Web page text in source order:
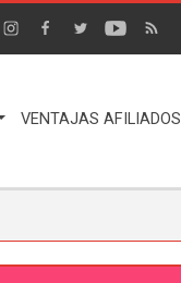
VENTAJAS AFILIADOS